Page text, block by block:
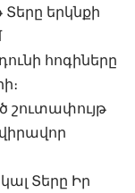
երկնքի
հոգիները
շուտափույթ
Տերը Իր